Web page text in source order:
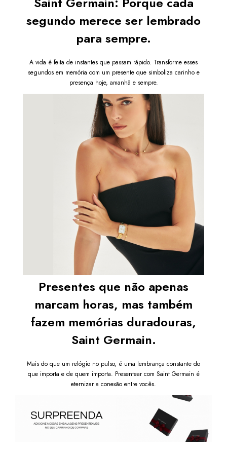
segundo merece ser lembrado
para sempre.
A vida é feita de instantes que passam rápido. Transforme esses
segundos em memória com um presente que simboliza carinho e
presença hoje, amanhã e sempre.
Presentes que não apenas
marcam horas, mas também
fazem memórias duradouras,
Saint Germain.
Mais do que um relógio no pulso, é uma lembrança constante do
que importa e de quem importa. Presentear com Saint Germain é
eternizar a conexão entre vocês.